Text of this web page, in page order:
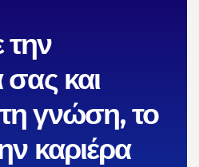
την
σας και
γνώση, το
καριέρα